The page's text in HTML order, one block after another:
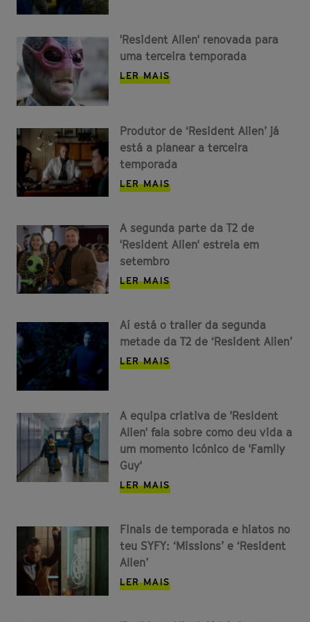
'Resident Alien' renovada para
uma terceira temporada
LER MAIS
Produtor de ‘Resident Alien’ já
está a planear a terceira
temporada
LER MAIS
A segunda parte da T2 de
'Resident Alien' estreia em
setembro
LER MAIS
Aí está o trailer da segunda
metade da T2 de ‘Resident Alien’
LER MAIS
A equipa criativa de 'Resident
Alien' fala sobre como deu vida a
um momento icónico de 'Family
Guy'
LER MAIS
Finais de temporada e hiatos no
teu SYFY: ‘Missions’ e ‘Resident
Alien’
LER MAIS